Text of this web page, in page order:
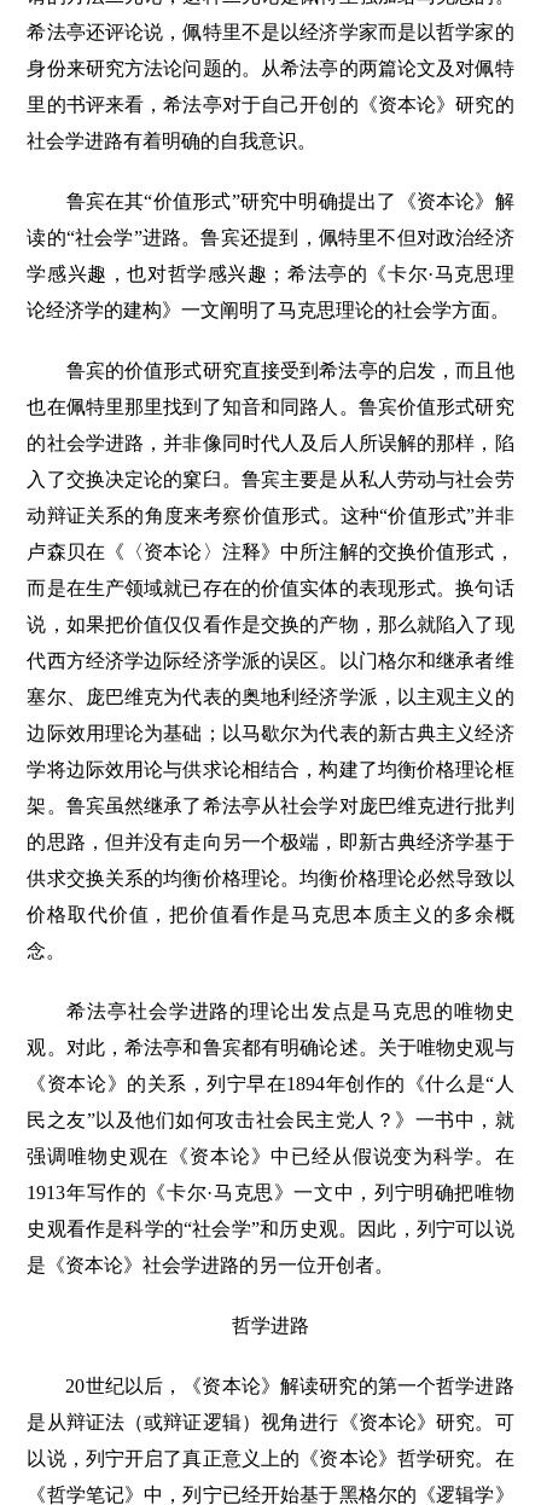
希法亭还评论说，佩特里不是以经济学家而是以哲学家的
身份来研究方法论问题的。从希法亭的两篇论文及对佩特
里的书评来看，希法亭对于自己开创的《资本论》研究的
社会学进路有着明确的自我意识。
鲁宾在其“价值形式”研究中明确提出了《资本论》解
读的“社会学”进路。鲁宾还提到，佩特里不但对政治经济
学感兴趣，也对哲学感兴趣；希法亭的《卡尔·马克思理
论经济学的建构》一文阐明了马克思理论的社会学方面。
鲁宾的价值形式研究直接受到希法亭的启发，而且他
也在佩特里那里找到了知音和同路人。鲁宾价值形式研究
的社会学进路，并非像同时代人及后人所误解的那样，陷
入了交换决定论的窠臼。鲁宾主要是从私人劳动与社会劳
动辩证关系的角度来考察价值形式。这种“价值形式”并非
卢森贝在《〈资本论〉注释》中所注解的交换价值形式，
而是在生产领域就已存在的价值实体的表现形式。换句话
说，如果把价值仅仅看作是交换的产物，那么就陷入了现
代西方经济学边际经济学派的误区。以门格尔和继承者维
塞尔、庞巴维克为代表的奥地利经济学派，以主观主义的
边际效用理论为基础；以马歇尔为代表的新古典主义经济
学将边际效用论与供求论相结合，构建了均衡价格理论框
架。鲁宾虽然继承了希法亭从社会学对庞巴维克进行批判
的思路，但并没有走向另一个极端，即新古典经济学基于
供求交换关系的均衡价格理论。均衡价格理论必然导致以
价格取代价值，把价值看作是马克思本质主义的多余概
念。
希法亭社会学进路的理论出发点是马克思的唯物史
观。对此，希法亭和鲁宾都有明确论述。关于唯物史观与
《资本论》的关系，列宁早在1894年创作的《什么是“人
民之友”以及他们如何攻击社会民主党人？》一书中，就
强调唯物史观在《资本论》中已经从假说变为科学。在
1913年写作的《卡尔·马克思》一文中，列宁明确把唯物
史观看作是科学的“社会学”和历史观。因此，列宁可以说
是《资本论》社会学进路的另一位开创者。
哲学进路
20世纪以后，《资本论》解读研究的第一个哲学进路
是从辩证法（或辩证逻辑）视角进行《资本论》研究。可
以说，列宁开启了真正意义上的《资本论》哲学研究。在
《哲学笔记》中，列宁已经开始基于黑格尔的《逻辑学》